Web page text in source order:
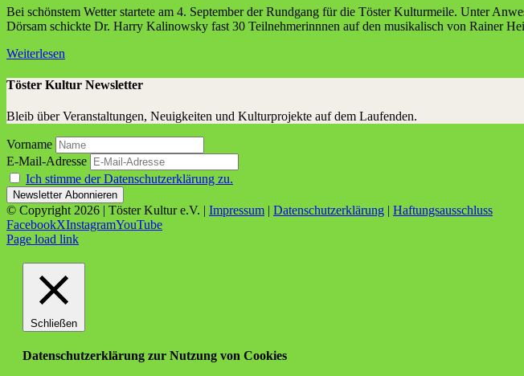
Bei schönstem Wetter startete am 4. September der Rundgang für die Töster Kulturmeile. Unter
Dörsam schickte Dr. Harry Kalinowsky fast 30 Teilnehmerinnnen auf den musikalisch von Rainer
Weiterlesen
Töster Kultur Newsletter
Bleib über Veranstaltungen, Neuigkeiten und Kulturprojekte auf dem Laufenden.
Vorname
E-Mail-Adresse
Ich stimme der Datenschutzerklärung zu.
© Copyright 2026 | Töster Kultur e.V. | Impressum | Datenschutzerklärung | Haftungsausschluss
FacebookXInstagramYouTube
Page load link
Schließen
Datenschutzerklärung zur Nutzung von Cookies